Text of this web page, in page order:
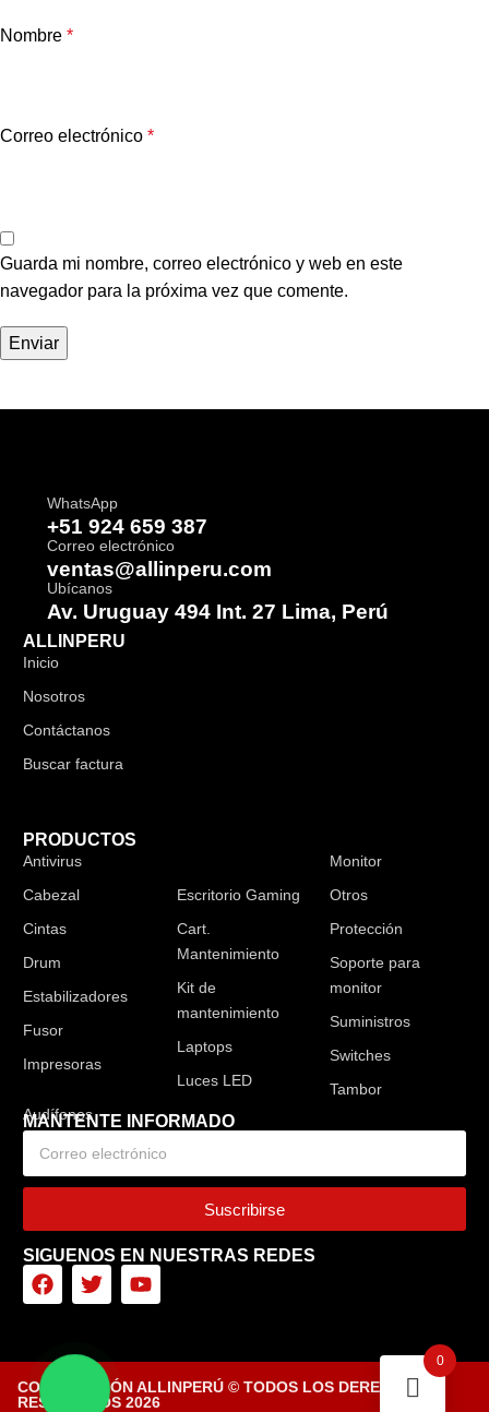
Nombre *
Correo electrónico *
Guarda mi nombre, correo electrónico y web en este
navegador para la próxima vez que comente.
WhatsApp
+51 924 659 387
Correo electrónico
ventas@allinperu.com
Ubícanos
Av. Uruguay 494 Int. 27 Lima, Perú
ALLINPERU
Inicio
Nosotros
Contáctanos
Buscar factura
PRODUCTOS
Antivirus
Cabezal
Cintas
Drum
Estabilizadores
Fusor
Impresoras
Escritorio Gaming
Cart.
Mantenimiento
Kit de
mantenimiento
Laptops
Luces LED
Monitor
Otros
Protección
Soporte para
monitor
Suministros
Switches
Tambor
MANTENTE INFORMADO
Suscribirse
SIGUENOS EN NUESTRAS REDES
CORPORACIÓN ALLINPERÚ © TODOS LOS DERECHOS
RESERVADOS 2026
0